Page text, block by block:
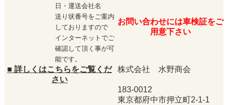
日・運送会社名
送り状番号をご案内
しておりますので
インターネットでご
確認して頂く事が可
能です。
お問い合わせには車検証をご
用意下さい
■ 詳しくはこちらをご覧くだ
さい
株式会社 水野商会
183-0012
東京都府中市押立町2-1-1